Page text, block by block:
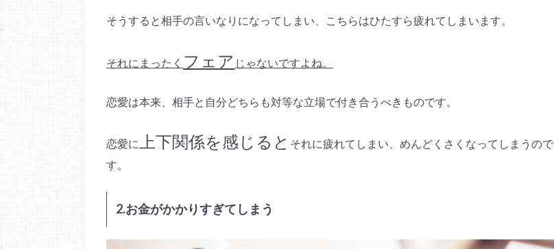
そうすると相手の言いなりになってしまい、こちらはひたすら疲れてしまいます。
それにまったく フェア じゃないですよね。
恋愛は本来、相手と自分どちらも対等な立場で付き合うべきものです。
恋愛に 上下関係を感じると それに疲れてしまい、めんどくさくなってしまうので
す。
2.お金がかかりすぎてしまう